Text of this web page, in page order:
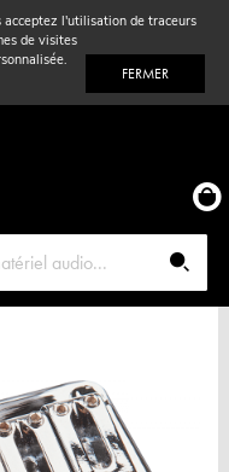
l'utilisation de traceurs
de visites
FERMER